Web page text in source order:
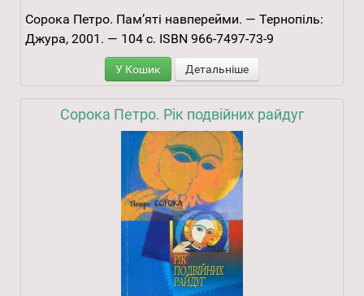
Сорока Петро. Пам’яті навперейми. — Тернопіль:
Джура, 2001. — 104 с. ISBN 966-7497-73-9
У Кошик Детальніше
Сорока Петро. Рік подвійних райдуг